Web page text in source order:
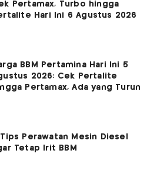
Pertamax, Turbo hingga
Hari Ini 6 Agustus 2026
BBM Pertamina Hari Ini 5
2026: Cek Pertalite
Pertamax, Ada yang Turun
Perawatan Mesin Diesel
Tetap Irit BBM